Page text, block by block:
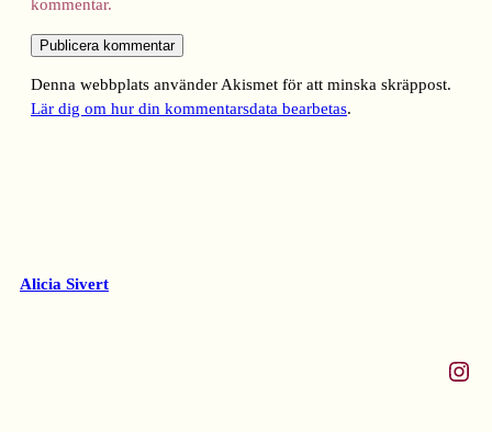
kommentar.
Denna webbplats använder Akismet för att minska skräppost.
Lär dig om hur din kommentarsdata bearbetas.
Alicia Sivert
Instagram